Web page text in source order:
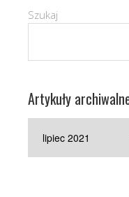
Szukaj
Artykuły
archiwalne